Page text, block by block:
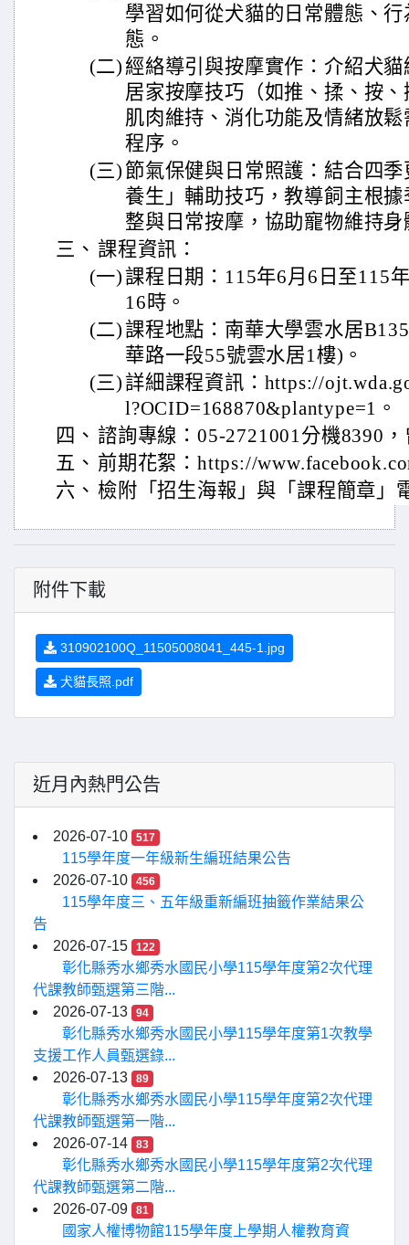
學習如何從犬貓的日常體態、
態。
(二) 經絡導引與按摩實作：介紹犬
居家按摩技巧（如推、揉、按
肌肉維持、消化功能及情緒放
程序。
(三) 節氣保健與日常照護：結合四
養生」輔助技巧，教導飼主根
整與日常按摩，協助寵物維持
三、 課程資訊：
(一)課程日期：115年6月6日至115
16時。
(二)課程地點：南華大學雲水居
華路一段55號雲水居1樓)。
(三)詳細課程資訊：https://
l?OCID=168870&plantype=1。
四、 諮詢專線：05-2721001分機8390
五、 前期花絮：https://
六、 檢附「招生海報」與「課程簡章」
附件下載
310902100Q_11505008041_445-1.jpg
犬貓長照.pdf
近月內熱門公告
2026-07-10 517
115學年度一年級新生編班結果公告
2026-07-10
456
115學年度三、五年級重新編班抽籤作業結果公
告
2026-07-15
122
彰化縣秀水鄉秀水國民小學115學年度第2次代理
代課教師甄選第三階...
2026-07-13
94
彰化縣秀水鄉秀水國民小學115學年度第1次教學
支援工作人員甄選錄...
2026-07-13
89
彰化縣秀水鄉秀水國民小學115學年度第2次代理
代課教師甄選第一階...
2026-07-14
83
彰化縣秀水鄉秀水國民小學115學年度第2次代理
代課教師甄選第二階...
2026-07-09
81
國家人權博物館115學年度上學期人權教育資